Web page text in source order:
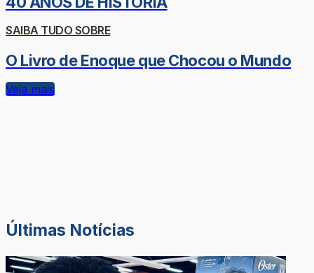
SAIBA TUDO SOBRE
O Livro de Enoque que Chocou o Mundo
Veja mais
Últimas Notícias